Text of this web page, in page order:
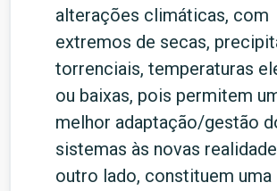
alterações climáticas, com
extremos de secas,
torrenciais, temperaturas
ou baixas, pois permitem
melhor adaptação/gestão
sistemas às novas
outro lado, constituem uma